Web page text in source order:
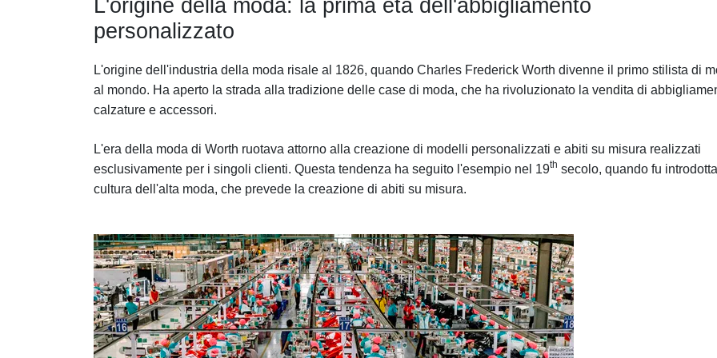
L'origine della moda: la prima età dell'abbigliamento
personalizzato
L'origine dell'industria della moda risale al 1826, quando Charles Frederick Worth divenne il primo stilista di
al mondo. Ha aperto la strada alla tradizione delle case di moda, che ha rivoluzionato la vendita di
calzature e accessori.
L'era della moda di Worth ruotava attorno alla creazione di modelli personalizzati e abiti su misura realizzati
esclusivamente per i singoli clienti. Questa tendenza ha seguito l'esempio nel 19th secolo, quando fu
cultura dell'alta moda, che prevede la creazione di abiti su misura.